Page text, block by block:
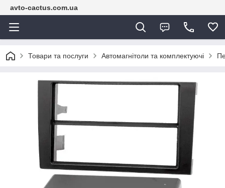
avto-cactus.com.ua
Товари та послуги Автомагнітоли та комплектуючі